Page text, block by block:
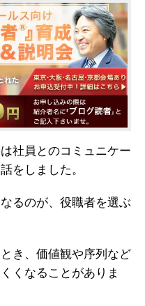
社員とのコミュニケー
をしました。
るのが、役職者を選ぶ
き、価値観や序列など
くなることがありま